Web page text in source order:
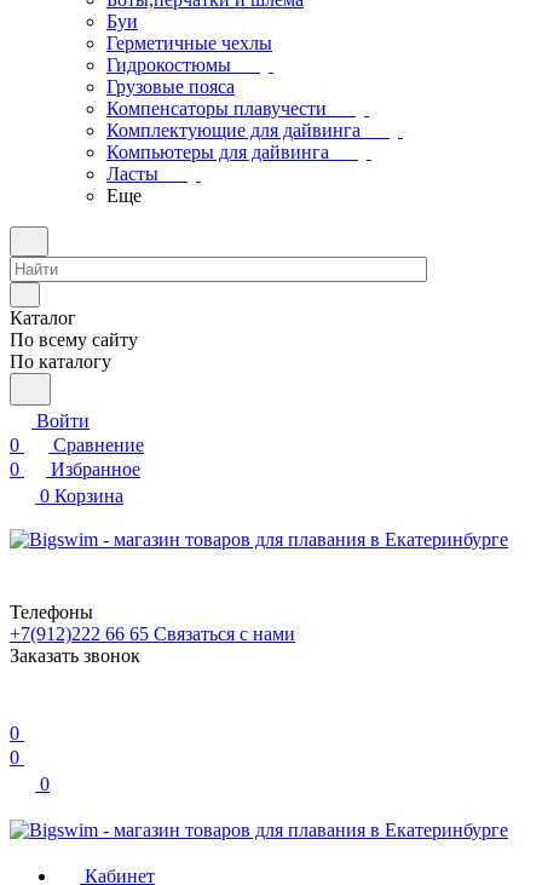
Буи
Герметичные чехлы
Гидрокостюмы
Грузовые пояса
Компенсаторы плавучести
Комплектующие для дайвинга
Компьютеры для дайвинга
Ласты
Еще
Каталог
По всему сайту
По каталогу
Войти
0
Сравнение
0
Избранное
0 Корзина
Телефоны
+7(912)222 66 65 Связаться с нами
Заказать звонок
0
0
0
Кабинет